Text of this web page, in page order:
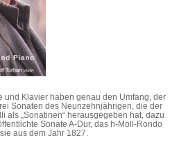
und Klavier haben genau den Umfang, der
Sonaten des Neunzehnjährigen, die der
als „Sonatinen“ herausgegeben hat, dazu
Sonate A-Dur, das h-Moll-Rondo
aus dem Jahr 1827.